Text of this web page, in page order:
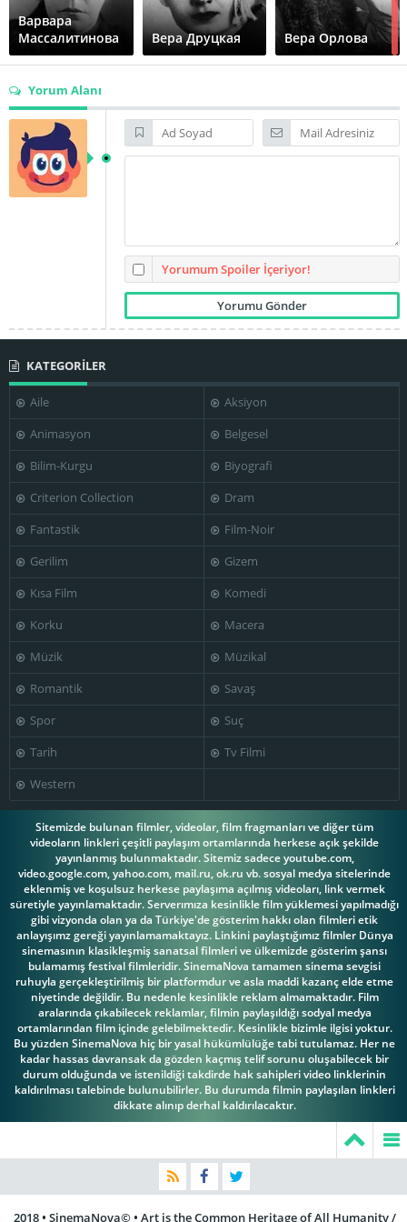
Варвара
Массалитинова
Вера Друцкая Вера Орлова
Виктор
Латышевский
Владимир
Уральский
Галина
Кравченко
Елена Ленская Иван Чувелёв
Ильинский
Михаил Жаров Н. Третьякова
Николай
Павел Поль
Левитина
Юлия Солнцева
Юрий
Завадский
Yakov
Protazanov
Yorum Alanı
Yorumum Spoiler İçeriyor!
KATEGORİLER
Aile
Aksiyon
Animasyon
Belgesel
Bilim-Kurgu
Biyografi
Criterion Collection
Dram
Fantastik
Film-Noir
Gerilim
Gizem
Kısa Film
Komedi
Korku
Macera
Müzik
Müzikal
Romantik
Savaş
Spor
Suç
Tarih
Tv Filmi
Western
Sitemizde bulunan filmler, videolar, film fragmanları ve diğer tüm
videoların linkleri çeşitli paylaşım ortamlarında herkese açık şekilde
yayınlanmış bulunmaktadır. Sitemiz sadece youtube.com,
video.google.com, yahoo.com, mail.ru, ok.ru vb. sosyal medya sitelerinde
eklenmiş ve koşulsuz herkese paylaşıma açılmış videoları, link vermek
süretiyle yayınlamaktadır. Serverımıza kesinlikle film yüklemesi yapılmadığı
gibi vizyonda olan ya da Türkiye'de gösterim hakkı olan filmleri etik
anlayışımz gereği yayınlamamaktayız. Linkini paylaştığımız filmler Dünya
sinemasının klasikleşmiş sanatsal filmleri ve ülkemizde gösterim şansı
bulamamış festival filmleridir. SinemaNova tamamen sinema sevgisi
ruhuyla gerçekleştirilmiş bir platformdur ve asla maddi kazanç elde etme
niyetinde değildir. Bu nedenle kesinlikle reklam almamaktadır. Film
aralarında çıkabilecek reklamlar, filmin paylaşıldığı sodyal medya
ortamlarından film içinde gelebilmektedir. Kesinlikle bizimle ilgisi yoktur.
Bu yüzden SinemaNova hiç bir yasal hükümlülüğe tabi tutulamaz. Her ne
kadar hassas davransak da gözden kaçmış telif sorunu oluşabilecek bir
durum olduğunda ve istenildiği takdirde hak sahipleri video linklerinin
kaldırılması talebinde bulunubilirler. Bu durumda filmin paylaşılan linkleri
dikkate alınıp derhal kaldırılacaktır.
2018 • SinemaNova© • Art is the Common Heritage of All Humanity /